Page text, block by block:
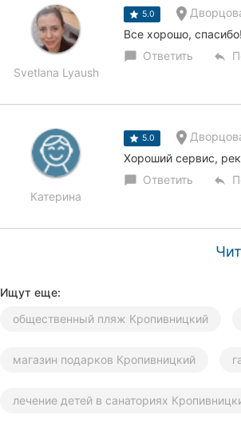
Svetlana Lyaush
5.0
Все хорошо,
chat_bubble Ответить reply
Катерина
5.0
Хороший сервис,
chat_bubble Ответить reply
Ищут еще:
общественный пляж Кропивницкий
магазин подарков Кропивницкий
лечение детей в санаториях